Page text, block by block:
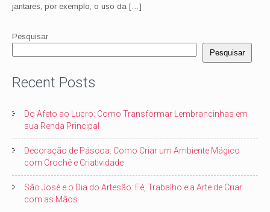
jantares, por exemplo, o uso da […]
Pesquisar
Pesquisar
Recent Posts
Do Afeto ao Lucro: Como Transformar Lembrancinhas em
sua Renda Principal
Decoração de Páscoa: Como Criar um Ambiente Mágico
com Crochê e Criatividade
São José e o Dia do Artesão: Fé, Trabalho e a Arte de Criar
com as Mãos